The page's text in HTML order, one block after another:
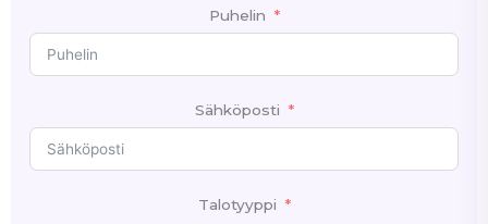
Puhelin
Sähköposti
Talotyyppi